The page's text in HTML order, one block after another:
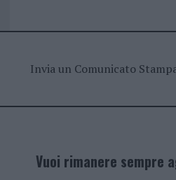
Invia un Comunicato
Vuoi rimanere sempre